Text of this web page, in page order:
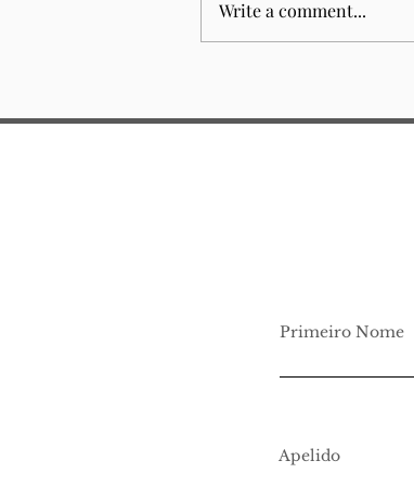
Write a comment...
Primeiro Nome
Apelido